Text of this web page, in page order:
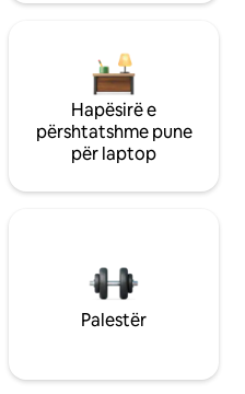
Hapësirë e
përshtatshme pune
për laptop
Palestër